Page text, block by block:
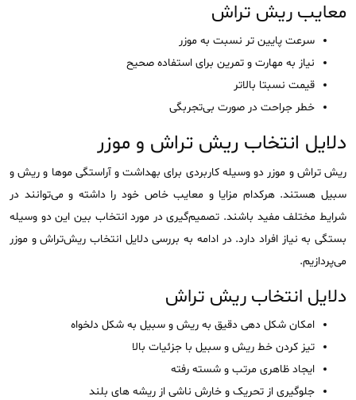
معایب ریش تراش
سرعت پایین تر نسبت به موزر
نیاز به مهارت و تمرین برای استفاده صحیح
قیمت نسبتا بالاتر
خطر جراحت در صورت بی‌تجربگی
دلایل انتخاب ریش تراش و موزر
ریش تراش و موزر دو وسیله کاربردی برای بهداشت و آراستگی موها و ریش و
سبیل هستند. هرکدام مزایا و معایب خاص خود را داشته و می‌توانند در
شرایط مختلف مفید باشند. تصمیم‌گیری در مورد انتخاب بین این دو وسیله
بستگی به نیاز افراد دارد. در ادامه به بررسی دلایل انتخاب ریش‌تراش و موزر
می‌پردازیم.
دلایل انتخاب ریش تراش
امکان شکل دهی دقیق به ریش و سبیل به شکل دلخواه
تیز کردن خط ریش و سبیل با جزئیات بالا
ایجاد ظاهری مرتب و شسته رفته
جلوگیری از تحریک و خارش ناشی از ریشه های بلند